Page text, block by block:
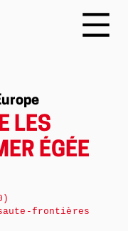
LES
ÉGÉE
frontières